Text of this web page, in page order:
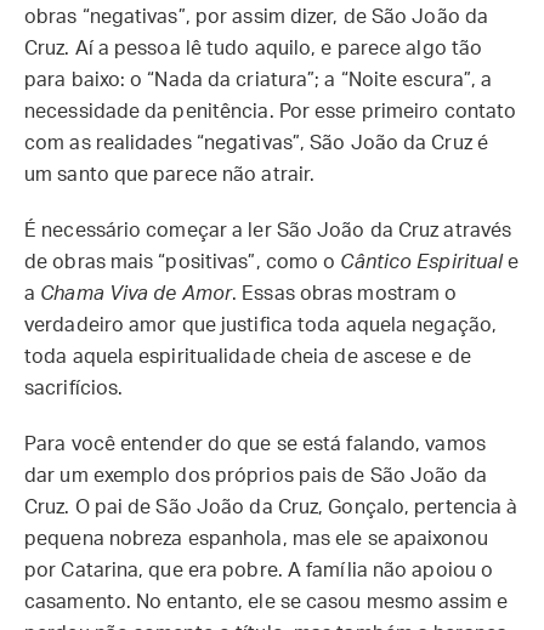
obras “negativas”, por assim dizer, de São João da
Cruz. Aí a pessoa lê tudo aquilo, e parece algo tão
para baixo: o “Nada da criatura”; a “Noite escura”, a
necessidade da penitência. Por esse primeiro contato
com as realidades “negativas”, São João da Cruz é
um santo que parece não atrair.
É necessário começar a ler São João da Cruz através
de obras mais “positivas”, como o Cântico Espiritual e
a Chama Viva de Amor. Essas obras mostram o
verdadeiro amor que justifica toda aquela negação,
toda aquela espiritualidade cheia de ascese e de
sacrifícios.
Para você entender do que se está falando, vamos
dar um exemplo dos próprios pais de São João da
Cruz. O pai de São João da Cruz, Gonçalo, pertencia à
pequena nobreza espanhola, mas ele se apaixonou
por Catarina, que era pobre. A família não apoiou o
casamento. No entanto, ele se casou mesmo assim e